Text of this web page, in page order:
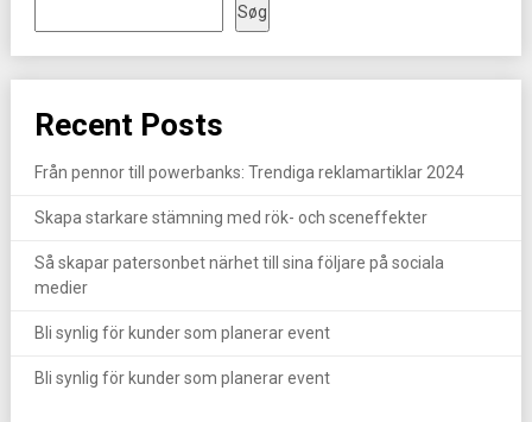
Søg
Recent Posts
Från pennor till powerbanks: Trendiga reklamartiklar 2024
Skapa starkare stämning med rök- och sceneffekter
Så skapar patersonbet närhet till sina följare på sociala
medier
Bli synlig för kunder som planerar event
Bli synlig för kunder som planerar event